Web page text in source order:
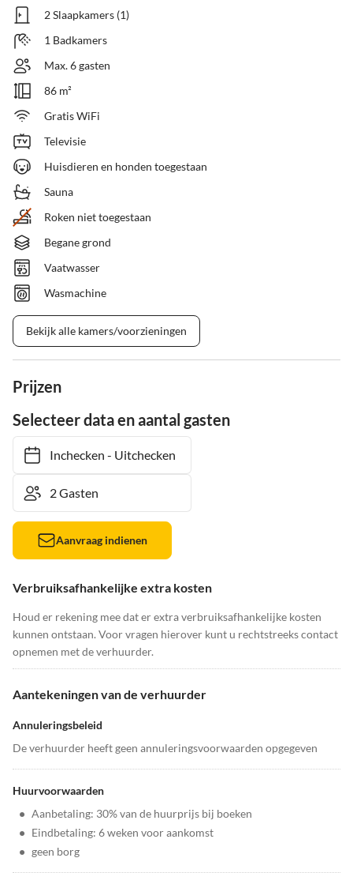
2 Slaapkamers (1)
1 Badkamers
Max. 6 gasten
86 m²
Gratis WiFi
Televisie
Huisdieren en honden toegestaan
Sauna
Roken niet toegestaan
Begane grond
Vaatwasser
Wasmachine
Bekijk alle kamers/voorzieningen
Prijzen
Selecteer data en aantal gasten
Inchecken- Uitchecken
Aanvraag indienen
Verbruiksafhankelijke extra kosten
Houd er rekening mee dat er extra verbruiksafhankelijke kosten
kunnen ontstaan. Voor vragen hierover kunt u rechtstreeks contact
opnemen met de verhuurder.
Aantekeningen van de verhuurder
Annuleringsbeleid
De verhuurder heeft geen annuleringsvoorwaarden opgegeven
Huurvoorwaarden
• Aanbetaling: 30% van de huurprijs bij boeken
• Eindbetaling: 6 weken voor aankomst
• geen borg